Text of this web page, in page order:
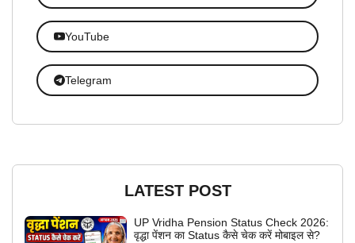
YouTube
Telegram
LATEST POST
UP Vridha Pension Status Check 2026:
वृद्धा पेंशन का Status कैसे चेक करें मोबाइल से?